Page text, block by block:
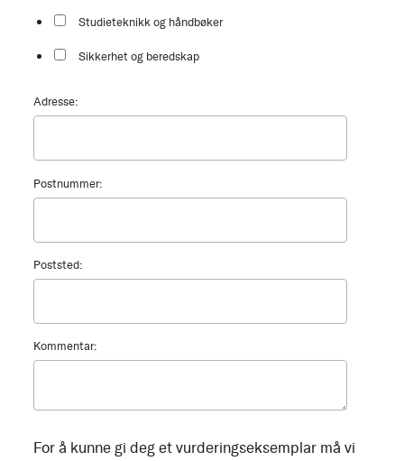
Studieteknikk og håndbøker
Sikkerhet og beredskap
Adresse:
Postnummer:
Poststed:
Kommentar:
For å kunne gi deg et vurderingseksemplar må vi